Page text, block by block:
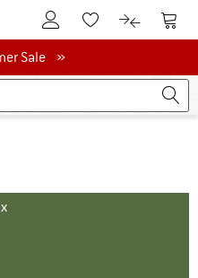
Zum KundenkontoZum Merkzettel.
Zum Zum
SaleSale »